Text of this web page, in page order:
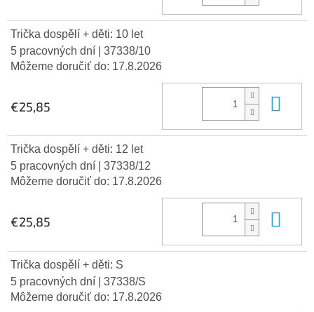
Trička dospělí + děti: 10 let
5 pracovných dní
| 37338/10
Môžeme doručiť do: 17.8.2026
€25,85
Trička dospělí + děti: 12 let
5 pracovných dní
| 37338/12
Môžeme doručiť do: 17.8.2026
€25,85
Trička dospělí + děti: S
5 pracovných dní
| 37338/S
Môžeme doručiť do: 17.8.2026